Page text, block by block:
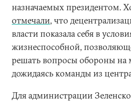
назначаемых президентом.
отмечали, что
власти показала себя в
жизнеспособной,
решать вопросы обороны на
дожидаясь команды из
Для администрации